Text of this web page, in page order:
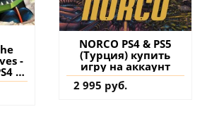
-
&
NORCO PS4 & PS5
(Турция) купить
игру на аккаунт
2 995 руб.